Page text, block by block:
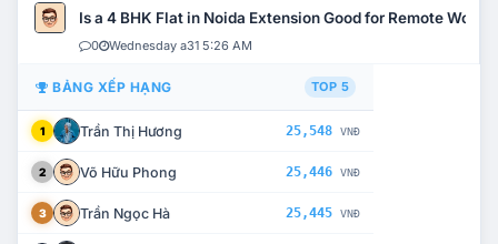
Is a 4 BHK Flat in Noida Extension Good for Remote Work?
0 Wednesday a31 5:26 AM
BẢNG XẾP HẠNG TOP 5
1 Trần Thị Hương 25,548 VNĐ
2 Võ Hữu Phong 25,446 VNĐ
3 Trần Ngọc Hà 25,445 VNĐ